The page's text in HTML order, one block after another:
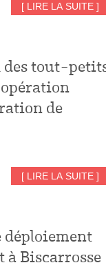
[ LIRE LA SUITE ]
tout-
de
[ LIRE LA SUITE ]
déploiement
à Biscarrosse